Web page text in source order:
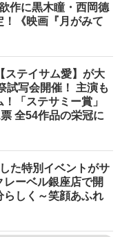
作に黒木瞳・西岡德
《映画『月がみて
ステイサム愛】が大
試写会開催！ 主演も
「ステサミー賞」
全54作品の栄冠に
た特別イベントがサ
ーベル銀座店で開
しく～笑顔あふれ